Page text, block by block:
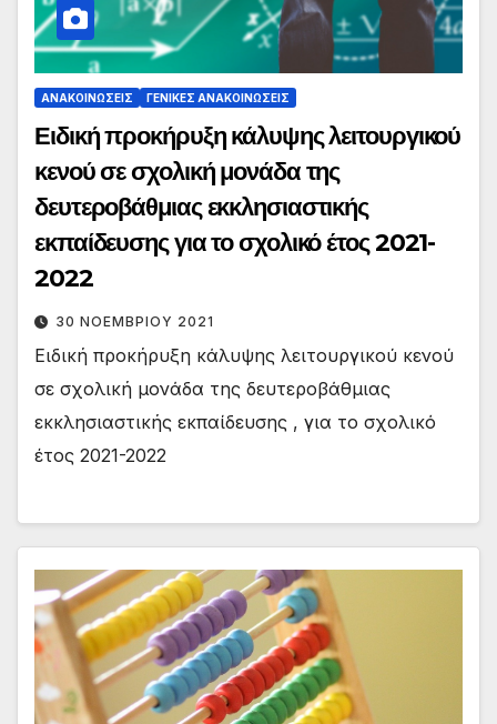
ΑΝΑΚΟΙΝΏΣΕΙΣ ΓΕΝΙΚΈΣ ΑΝΑΚΟΙΝΏΣΕΙΣ
Ειδική προκήρυξη κάλυψης λειτουργικού
κενού σε σχολική μονάδα της
δευτεροβάθμιας εκκλησιαστικής
εκπαίδευσης για το σχολικό έτος 2021-
2022
30 ΝΟΕΜΒΡΊΟΥ 2021
Ειδική προκήρυξη κάλυψης λειτουργικού κενού
σε σχολική μονάδα της δευτεροβάθμιας
εκκλησιαστικής εκπαίδευσης , για το σχολικό
έτος 2021-2022